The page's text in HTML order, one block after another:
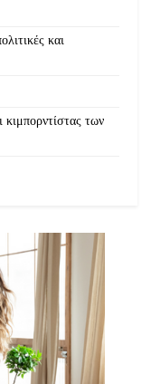
και
των